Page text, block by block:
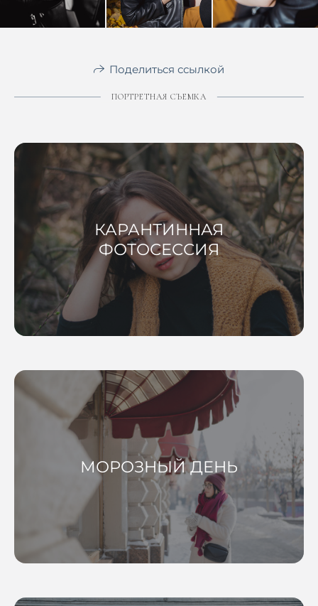
Поделиться ссылкой
ПОРТРЕТНАЯ СЪЕМКА
КАРАНТИННАЯ
ФОТОСЕССИЯ
МОРОЗНЫЙ ДЕНЬ